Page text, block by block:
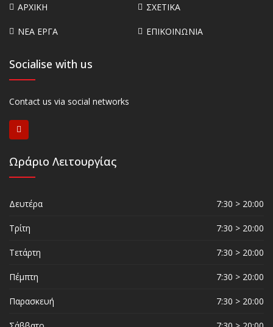
ΑΡΧΙΚΗ ΣΧΕΤΙΚΑ
ΝΕΑ ΕΡΓΑ ΕΠΙΚΟΙΝΩΝΙΑ
Socialise with us
Contact us via social networks
Ωράριο Λειτουργίας
Δευτέρα 7:30 > 20:00
Τρίτη 7:30 > 20:00
Τετάρτη 7:30 > 20:00
Πέμπτη 7:30 > 20:00
Παρασκευή 7:30 > 20:00